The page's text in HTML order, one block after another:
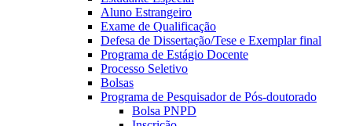
Aluno Estrangeiro
Exame de Qualificação
Defesa de Dissertação/Tese e Exemplar final
Programa de Estágio Docente
Processo Seletivo
Bolsas
Programa de Pesquisador de Pós-doutorado
Bolsa PNPD